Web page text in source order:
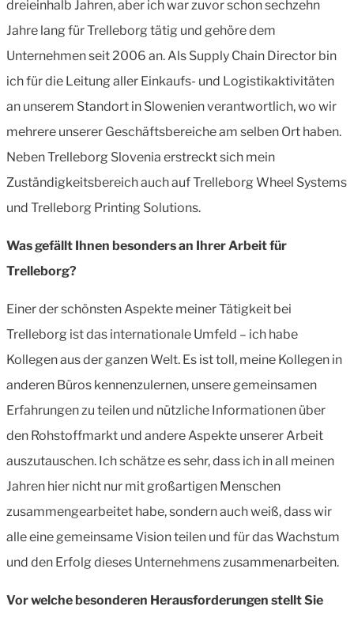
dreieinhalb Jahren, aber ich war zuvor schon sechzehn
Jahre lang für Trelleborg tätig und gehöre dem
Unternehmen seit 2006 an. Als Supply Chain Director bin
ich für die Leitung aller Einkaufs- und Logistikaktivitäten
an unserem Standort in Slowenien verantwortlich, wo wir
mehrere unserer Geschäftsbereiche am selben Ort haben.
Neben Trelleborg Slovenia erstreckt sich mein
Zuständigkeitsbereich auch auf Trelleborg Wheel Systems
und Trelleborg Printing Solutions.
Was gefällt Ihnen besonders an Ihrer Arbeit für
Trelleborg?
Einer der schönsten Aspekte meiner Tätigkeit bei
Trelleborg ist das internationale Umfeld – ich habe
Kollegen aus der ganzen Welt. Es ist toll, meine Kollegen in
anderen Büros kennenzulernen, unsere gemeinsamen
Erfahrungen zu teilen und nützliche Informationen über
den Rohstoffmarkt und andere Aspekte unserer Arbeit
auszutauschen. Ich schätze es sehr, dass ich in all meinen
Jahren hier nicht nur mit großartigen Menschen
zusammengearbeitet habe, sondern auch weiß, dass wir
alle eine gemeinsame Vision teilen und für das Wachstum
und den Erfolg dieses Unternehmens zusammenarbeiten.
Vor welche besonderen Herausforderungen stellt Sie